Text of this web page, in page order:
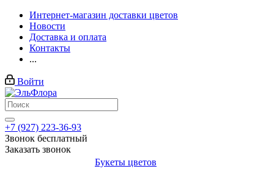
Интернет-магазин доставки цветов
Новости
Доставка и оплата
Контакты
...
Войти
+7 (927) 223-36-93
Звонок бесплатный
Заказать звонок
Букеты цветов